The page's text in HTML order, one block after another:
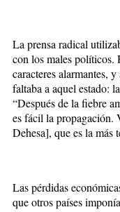
La prensa radical
con los males políticos.
caracteres alarmantes,
faltaba a aquel estado:
“Después de la fiebre
es fácil la propagación.
Dehesa], que es la más
Las pérdidas
que otros países